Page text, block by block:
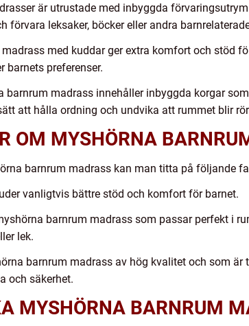
är utrustade med inbyggda
förvara leksaker, böcker eller andra
med kuddar ger extra komfort och stöd
barnets preferenser.
barnrum madrass innehåller inbyggda korgar
att hålla ordning och undvika att rummet blir
OM MYSHÖRNA
barnrum madrass kan man titta på följande
vanligtvis bättre stöd och komfort för barnet.
barnrum madrass som passar perfekt i
lek.
barnrum madrass av hög kvalitet och som är
och säkerhet.
MYSHÖRNA BARNRUM